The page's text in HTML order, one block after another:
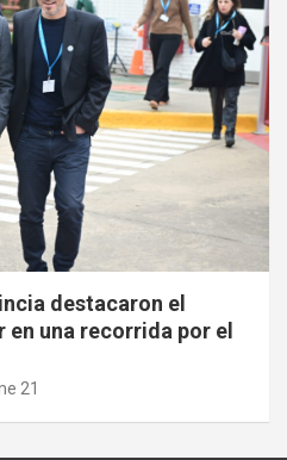
destacaron el
en una recorrida por el
21